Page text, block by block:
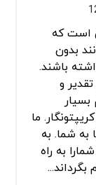
است که
بدون
باشند.
و
ما
به شما. به
به راه